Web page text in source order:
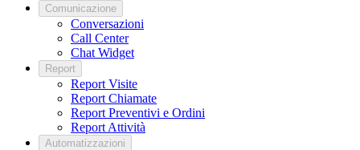
Comunicazione
Conversazioni
Call Center
Chat Widget
Report
Report Visite
Report Chiamate
Report Preventivi e Ordini
Report Attività
Automatizzazioni